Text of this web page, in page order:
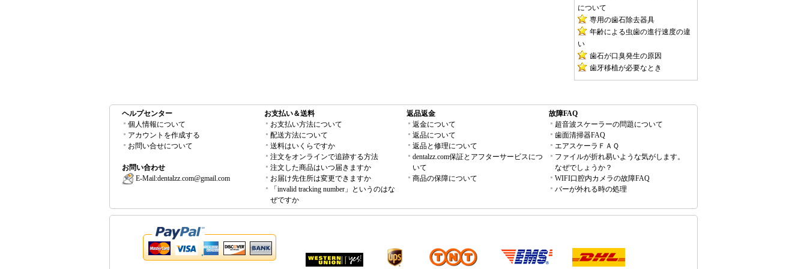
について
専用の歯石除去器具
年齢による虫歯の進行速度の違
い
歯石が口臭発生の原因
歯牙移植が必要なとき
ヘルプセンター
個人情報について
アカウントを作成する
お問い合せについて
お問い合わせ
E-Mail:dentalzz.com@gmail.com
お支払い＆送料
お支払い方法について
配送方法について
送料はいくらですか
注文をオンラインで追跡する方法
注文した商品はいつ届きますか
お届け先住所は変更できますか
「invalid tracking number」というのはな
ぜですか
返品返金
返金について
返品について
返品と修理について
dentalzz.com保証とアフターサービスにつ
いて
商品の保障について
故障FAQ
超音波スケーラーの問題について
歯面清掃器FAQ
エアスケーラＦＡＱ
ファイルが折れ易いような気がします。
なぜでしょうか？
WIFI口腔内カメラの故障FAQ
バーが外れる時の処理